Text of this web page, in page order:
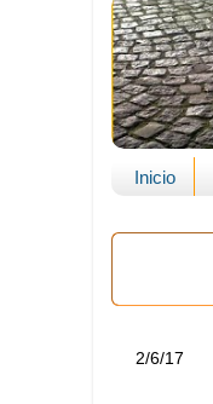
Inicio
2/6/17